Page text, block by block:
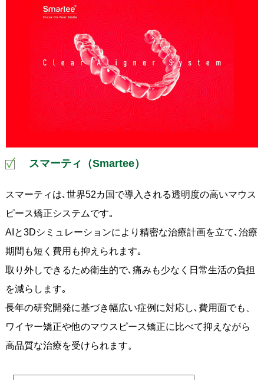
スマーティ（Smartee）
スマーティは､世界52カ国で導入される透明度の高いマウス
ピース矯正システムです｡
AIと3Dシミュレーションにより精密な治療計画を立て､治療
期間も短く費用も抑えられます｡
取り外しできるため衛生的で､痛みも少なく日常生活の負担
を減らします｡
長年の研究開発に基づき幅広い症例に対応し､費用面でも、
ワイヤー矯正や他のマウスピース矯正に比べて抑えながら
高品質な治療を受けられます。